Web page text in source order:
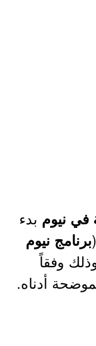
في نيوم بدء
برنامج نيوم
وفقاً
أدناه.